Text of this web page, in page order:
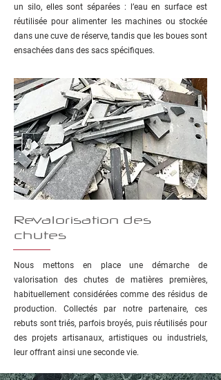
un silo, elles sont séparées : l’eau en surface est
réutilisée pour alimenter les machines ou stockée
dans une cuve de réserve, tandis que les boues sont
ensachées dans des sacs spécifiques.
Revalorisation des
chutes
Nous mettons en place une démarche de
valorisation des chutes de matières premières,
habituellement considérées comme des résidus de
production. Collectés par notre partenaire, ces
rebuts sont triés, parfois broyés, puis réutilisés pour
des projets artisanaux, artistiques ou industriels,
leur offrant ainsi une seconde vie.